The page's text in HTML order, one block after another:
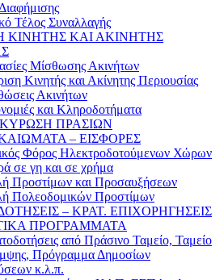
Τέλος Συναλλαγής
ΚΙΝΗΤΗΣ ΚΑΙ ΑΚΙΝΗΤΗΣ
Μίσθωσης Ακινήτων
Κινητής και Ακίνητης Περιουσίας
Ακινήτων
και Κληροδοτήματα
ΠΡΑΣΙΩΝ
– ΕΙΣΦΟΡΕΣ
Φόρος Ηλεκτροδοτούμενων Χώρων
σε γη και σε χρήμα
Προστίμων και Προσαυξήσεων
Πολεοδομικών Προστίμων
– ΚΡΑΤ. ΕΠΙΧΟΡΗΓΗΣΕΙΣ
ΠΡΟΓΡΑΜΜΑΤΑ
από Πράσινο Ταμείο, Ταμείο
Πρόγραμμα Δημοσίων
κ.λ.π.